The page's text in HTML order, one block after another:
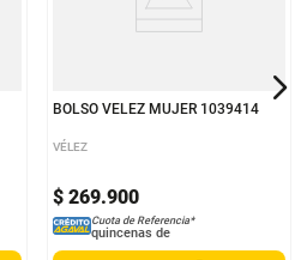
BOLSO VELEZ MUJER 1039414
VÉLEZ
$ 269.900
Cuota de Referencia*
quincenas de